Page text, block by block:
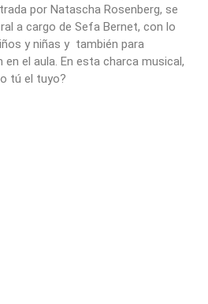
por Natascha Rosenberg, se
a cargo de Sefa Bernet, con lo
y niñas y también para
el aula. En esta charca musical,
tú el tuyo?